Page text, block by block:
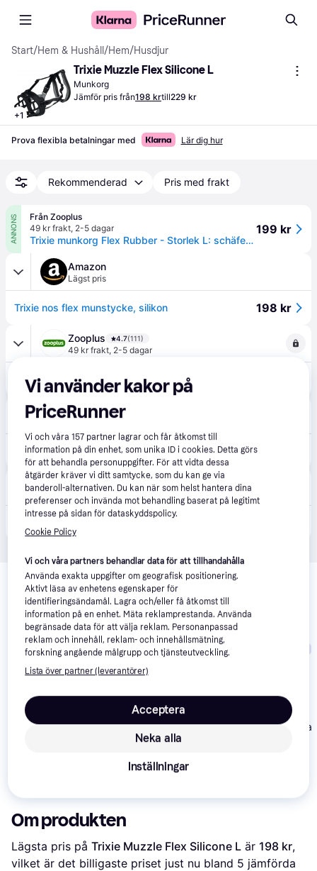
Start/Hem & Hushåll /Hem/Husdjur
+1
Trixie Muzzle Flex Silicone L
Munkorg
Jämför pris från198 krtill229 kr
Prova flexibla betalningar med Lär dig hur
Rekommenderad Pris med frakt
ANNONS
Från Zooplus
49 kr frakt, 2-5 dagar
Trixie munkorg Flex Rubber - Storlek L: schäferhund, labrador retriever - Svart
199 kr
Amazon
Lägst pris
Trixie nos flex munstycke, silikon 198 kr
Zooplus 4.7(111)
49 kr frakt, 2-5 dagar
Hylte Jakt & Lantman
89 kr frakt 1-2 dagar
Trixie Munkorg Muzzle Flex, silicon, L,svart (L) 209 kr
Gaston
59 kr frakt,1-3 dagar
Trixie Munkorg Muzzle Flex - L / Svart
Relaterade produkter
Vi har plockat fram ett urval av produkter som kanske skulle
intressera dig. Visa alla
Non-Stop Dogwear
Freemotion Harness
MimSafe
Om produkten
Lägsta pris på Trixie Muzzle Flex Silicone L är 198 kr,
vilket är det billigaste priset just nu bland 5 jämförda
Vi använder kakor på
PriceRunner
Vi och våra157 partner lagrar och får åtkomst till
information på din enhet, som unika ID i cookies. Detta görs
för att behandla personuppgifter. För att vidta dessa
åtgärder kräver vi ditt samtycke, som du kan ge via
banderoll-alternativen. Du kan när som helst hantera dina
preferenser och invända mot behandling baserat på legitimt
intresse på sidan för dataskyddspolicy.
Cookie Policy
Vi och våra partners behandlar data för att tillhandahålla
Använda exakta uppgifter om geografisk positionering.
Aktivt läsa av enhetens egenskaper för
identifieringsändamål. Lagra och/eller få åtkomst till
information på en enhet. Mäta reklamprestanda. Använda
begränsade data för att välja reklam. Personanpassad
reklam och innehåll, reklam- och innehållsmätning,
forskning angående målgrupp och tjänsteutveckling.
Lista över partner (leverantörer)
Neka alla
Acceptera
Inställningar